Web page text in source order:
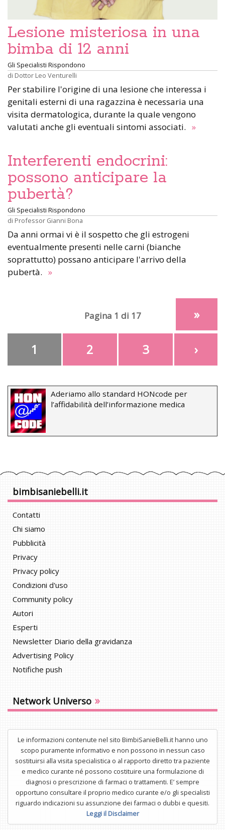
Lesione misteriosa in una
bimba di 12 anni
Gli Specialisti Rispondono
di Dottor Leo Venturelli
Per stabilire l'origine di una lesione che interessa i
genitali esterni di una ragazzina è necessaria una
visita dermatologica, durante la quale vengono
valutati anche gli eventuali sintomi associati. »
Interferenti endocrini:
possono anticipare la
pubertà?
Gli Specialisti Rispondono
di Professor Gianni Bona
Da anni ormai vi è il sospetto che gli estrogeni
eventualmente presenti nelle carni (bianche
soprattutto) possano anticipare l'arrivo della
pubertà. »
Pagina 1 di 17
1 2 3 ›
»
Aderiamo allo standard HONcode per
l’affidabilità dell’informazione medica
bimbisaniebelli.it
Contatti
Chi siamo
Pubblicità
Privacy
Privacy policy
Condizioni d'uso
Community policy
Autori
Esperti
Newsletter Diario della gravidanza
Advertising Policy
Notifiche push
Network Universo »
Le informazioni contenute nel sito BimbiSanieBelli.it hanno uno
scopo puramente informativo e non possono in nessun caso
sostituirsi alla visita specialistica o al rapporto diretto tra paziente
e medico curante né possono costituire una formulazione di
diagnosi o prescrizione di farmaci o trattamenti. E’ sempre
opportuno consultare il proprio medico curante e/o gli specialisti
riguardo indicazioni su assunzione dei farmaci o dubbi e quesiti.
Leggi il Disclaimer